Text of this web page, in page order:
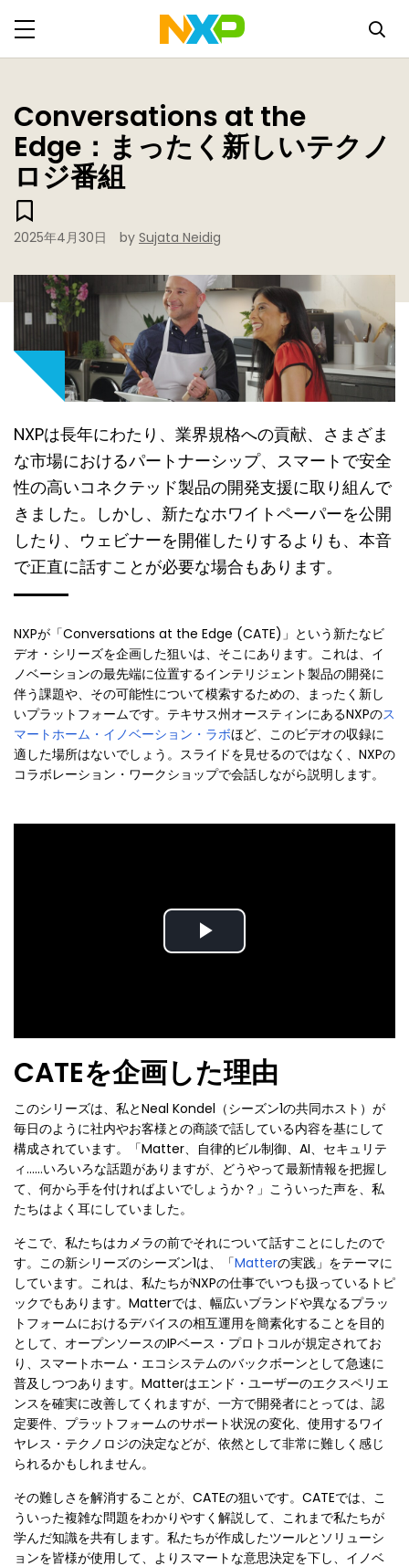
Conversations at the
Edge：まったく新しいテクノ
ロジ番組
2025年4月30日 by Sujata Neidig
NXPは長年にわたり、業界規格への貢献、さまざま
な市場におけるパートナーシップ、スマートで安全
性の高いコネクテッド製品の開発支援に取り組んで
きました。しかし、新たなホワイトペーパーを公開
したり、ウェビナーを開催したりするよりも、本音
で正直に話すことが必要な場合もあります。
NXPが「Conversations at the Edge (CATE)」という新たなビ
デオ・シリーズを企画した狙いは、そこにあります。これは、イ
ノベーションの最先端に位置するインテリジェント製品の開発に
伴う課題や、その可能性について模索するための、まったく新し
いプラットフォームです。テキサス州オースティンにあるNXPのス
マートホーム・イノベーション・ラボほど、このビデオの収録に
適した場所はないでしょう。スライドを見せるのではなく、NXPの
コラボレーション・ワークショップで会話しながら説明します。
Play
CATEを企画した理由
このシリーズは、私とNeal Kondel（シーズン1の共同ホスト）が
毎日のように社内やお客様との商談で話している内容を基にして
構成されています。「Matter、自律的ビル制御、AI、セキュリテ
ィ……いろいろな話題がありますが、どうやって最新情報を把握し
て、何から手を付ければよいでしょうか？」こういった声を、私
たちはよく耳にしていました。
そこで、私たちはカメラの前でそれについて話すことにしたので
す。この新シリーズのシーズン1は、「Matterの実践」をテーマに
しています。これは、私たちがNXPの仕事でいつも扱っているトピ
ックでもあります。Matterでは、幅広いブランドや異なるプラッ
トフォームにおけるデバイスの相互運用を簡素化することを目的
として、オープンソースのIPベース・プロトコルが規定されてお
り、スマートホーム・エコシステムのバックボーンとして急速に
普及しつつあります。Matterはエンド・ユーザーのエクスペリエ
ンスを確実に改善してくれますが、一方で開発者にとっては、認
定要件、プラットフォームのサポート状況の変化、使用するワイ
ヤレス・テクノロジの決定などが、依然として非常に難しく感じ
られるかもしれません。
その難しさを解消することが、CATEの狙いです。CATEでは、こ
ういった複雑な問題をわかりやすく解説して、これまで私たちが
学んだ知識を共有します。私たちが作成したツールとソリューシ
ョンを皆様が使用して、よりスマートな意思決定を下し、イノベ